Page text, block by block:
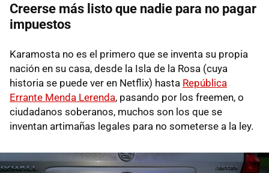
Creerse más listo que nadie para no pagar
impuestos
Karamosta no es el primero que se inventa su propia
nación en su casa, desde la Isla de la Rosa (cuya
historia se puede ver en Netflix) hasta República
Errante Menda Lerenda, pasando por los freemen, o
ciudadanos soberanos, muchos son los que se
inventan artimañas legales para no someterse a la ley.